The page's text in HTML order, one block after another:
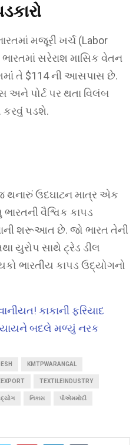
મજૂરી ખર્ચ (Labor
સરેરાશ માસિક વેતન
તે $114 ની આસપાસ છે.
અને પોર્ટ પર થતા વિલંબ
પડશે.
થનારું ઉદઘાટન માત્ર એક
વૈશ્વિક કાપડ
શરૂઆત છે. જો ભારત તેની
યુરોપ સાથે ટ્રેડ ડીલ
ભારતીય કાપડ ઉદ્યોગનો
કાકાની ફરિયાદ
બદલે મળ્યું નરક
KMTPWARANGAL
TEXTILEINDUSTRY
નિકાસ પીએમમોદી